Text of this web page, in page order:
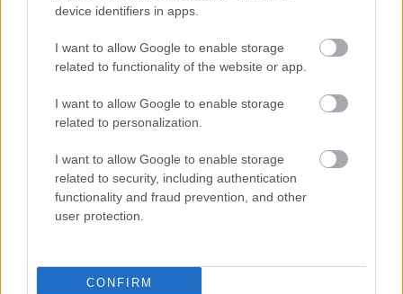
device identifiers in apps.
I want to allow Google to enable storage
related to functionality of the website or app.
I want to allow Google to enable storage
related to personalization.
I want to allow Google to enable storage
related to security, including authentication
functionality and fraud prevention, and other
user protection.
CONFIRM
Világzene 2017
Négy magyar a legjobb kétszázban
Ritmus és hang• 2017. december 06.
Minden év végén közzéteszi a World Music Charts
esztendő legjobb 200 világzenei
lemezét tartalmazza. Ismét található rajta négy
magyar vonatkozású anyag. A Frank London
nemzetközi projektjének a Glass House